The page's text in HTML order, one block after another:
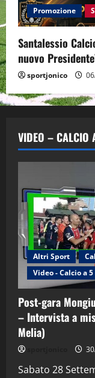
Promozione
Santalessio
nuovo
sportjonico
VIDEO – CALCIO
Altri Sport
Video - Calcio a 5
Post-gara
– Intervista a
Melia)
Sabato 28